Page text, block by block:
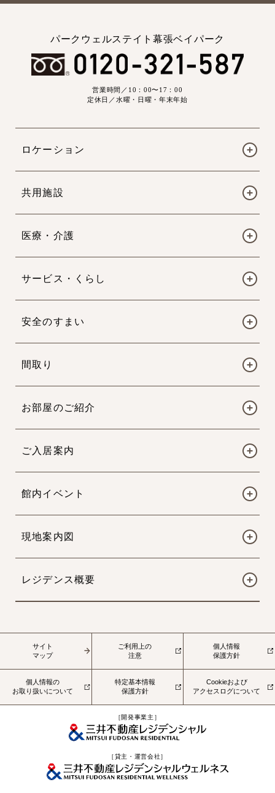
パークウェルステイト幕張ベイパーク
営業時間／10：00〜17：00
定休日／水曜・日曜・年末年始
ロケーション
共用施設
医療・介護
サービス・くらし
安全のすまい
間取り
お部屋のご紹介
ご入居案内
館内イベント
現地案内図
レジデンス概要
サイト
マップ
ご利用上の
注意
個人情報
保護方針
個人情報の
お取り扱いについて
特定基本情報
保護方針
Cookieおよび
アクセスログについて
［開発事業主］
［貸主・運営会社］